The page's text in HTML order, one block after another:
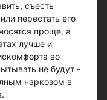
съесть
перестать его
проще, а
лучше и
во
не будут -
наркозом в